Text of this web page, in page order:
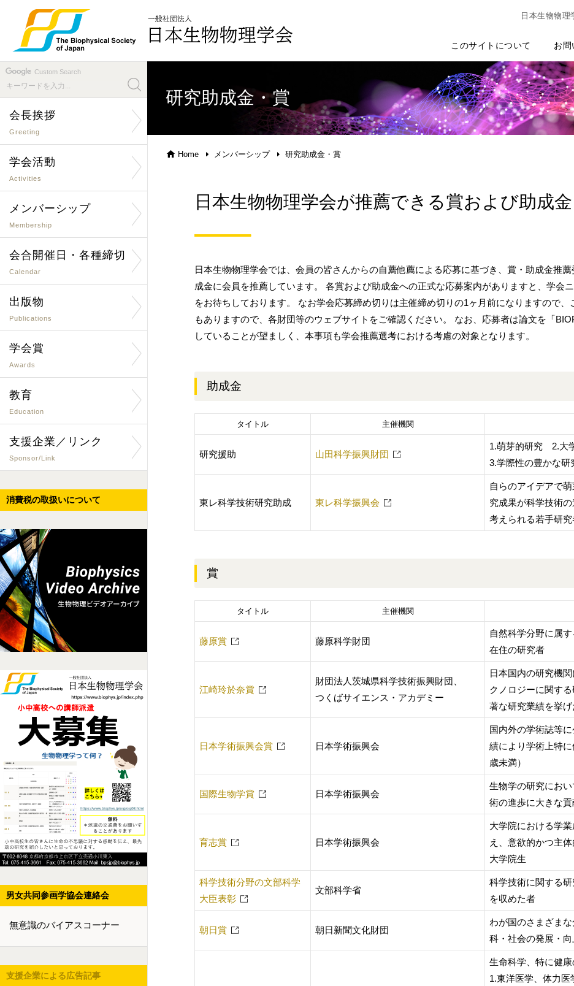
日本生物物理
このサイトについて お問
Custom Search
会長挨拶
Greeting
学会活動
Activities
メンバーシップ
Membership
会合開催日・各種締切
Calendar
出版物
Publications
学会賞
Awards
教育
Education
支援企業／リンク
Sponsor/Link
消費税の取扱いについて
男女共同参画学協会連絡会
無意識のバイアスコーナー
支援企業による広告記事
研究助成金・賞
Home メンバーシップ 研究助成金・賞
日本生物物理学会が推薦できる賞および助成金
日本生物物理学会では、会員の皆さんからの自薦他薦による応募に基づき、賞・助成金推
成金に会員を推薦しています。 各賞および助成金への正式な応募案内がありますと、学会
をお待ちしております。 なお学会応募締め切りは主催締め切りの1ヶ月前になりますので
もありますので、各財団等のウェブサイトをご確認ください。 なお、応募者は論文を「
していることが望ましく、本事項も学会推薦選考における考慮の対象となります。
助成金
タイトル 主催機関
研究援助 山田科学振興財団
1.萌芽的研究 2.大
3.学際性の豊かな
東レ科学技術研究助成 東レ科学振興会
自らのアイデアで
究成果が科学技術
考えられる若手研究
賞
タイトル 主催機関
藤原賞 藤原科学財団
自然科学分野に属
在住の研究者
江崎玲於奈賞
財団法人茨城県科学技術振興財団、
つくばサイエンス・アカデミー
日本国内の研究機
クノロジーに関す
著な研究業績を挙
日本学術振興会賞 日本学術振興会
国内外の学術誌等
績により学術上特
歳未満）
国際生物学賞 日本学術振興会
生物学の研究にお
術の進歩に大きな
育志賞 日本学術振興会
大学院における学
え、意欲的かつ主
大学院生
科学技術分野の文部科学
大臣表彰
文部科学省
科学技術に関する
を収めた者
朝日賞 朝日新聞文化財団
わが国のさまざま
科・社会の発展・
生命科学、特に健
1.東洋医学、体力